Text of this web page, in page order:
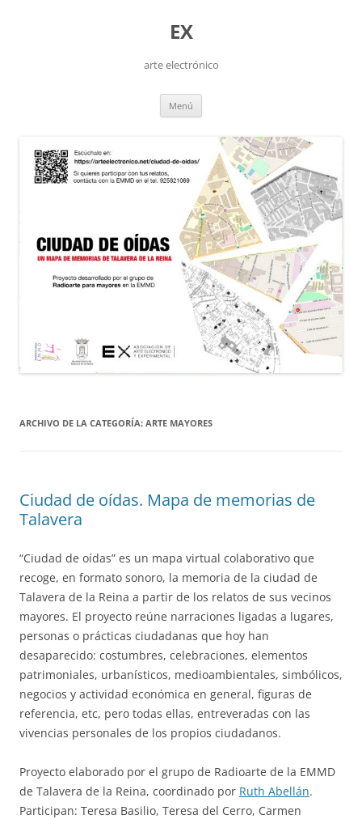
EX
arte electrónico
Menú
ARCHIVO DE LA CATEGORÍA: ARTE MAYORES
Ciudad de oídas. Mapa de memorias de
Talavera
“Ciudad de oídas” es un mapa virtual colaborativo que
recoge, en formato sonoro, la memoria de la ciudad de
Talavera de la Reina a partir de los relatos de sus vecinos
mayores. El proyecto reúne narraciones ligadas a lugares,
personas o prácticas ciudadanas que hoy han
desaparecido: costumbres, celebraciones, elementos
patrimoniales, urbanísticos, medioambientales, simbólicos,
negocios y actividad económica en general, figuras de
referencia, etc, pero todas ellas, entreveradas con las
vivencias personales de los propios ciudadanos.
Proyecto elaborado por el grupo de Radioarte de la EMMD
de Talavera de la Reina, coordinado por Ruth Abellán.
Participan: Teresa Basilio, Teresa del Cerro, Carmen